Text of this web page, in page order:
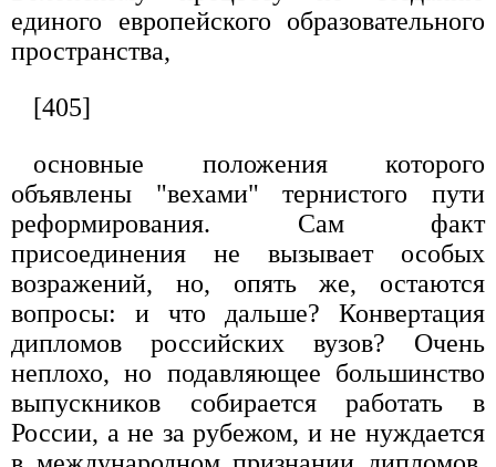
единого европейского образовательного
пространства,
[405]
основные положения которого
объявлены "вехами" тернистого пути
реформирования. Сам факт
присоединения не вызывает особых
возражений, но, опять же, остаются
вопросы: и что дальше? Конвертация
дипломов российских вузов? Очень
неплохо, но подавляющее большинство
выпускников собирается работать в
России, а не за рубежом, и не нуждается